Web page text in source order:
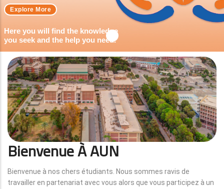
Here you will find the knowledge
you seek and the help you need.
Explore More
Bienvenue À AUN
Bienvenue à nos chers étudiants. Nous sommes ravis de
travailler en partenariat avec vous alors que vous participez à un